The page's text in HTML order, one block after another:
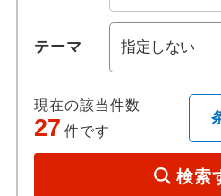
テーマ
現在の該当件数
27 件です
検索
ハンブルグ
ライン河
ブレーメン
プールあり
往復送迎付き
歴史 / 文化